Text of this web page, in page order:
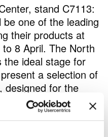
stand C7113:
one of the leading
their products at
8 April. The North
the ideal stage for
a selection of
designed for the
market.
and touch the